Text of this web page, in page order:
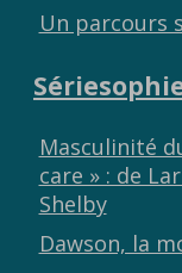
Un parcours
Masculinité
care » : de
Shelby
Dawson, la